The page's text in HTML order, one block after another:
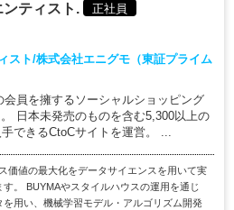
ティスト. 正社員
ト/株式会社エニグモ（東証プライム
員を擁するソーシャルショッピング
日本未発売のものを含む5,300以上の
できるCtoCサイトを運営。 ...
価値の最大化をデータサイエンスを用いて実
。 BUYMAやスタイルハウスの運用を通じ
を用い、機械学習モデル・アルゴリズム開発